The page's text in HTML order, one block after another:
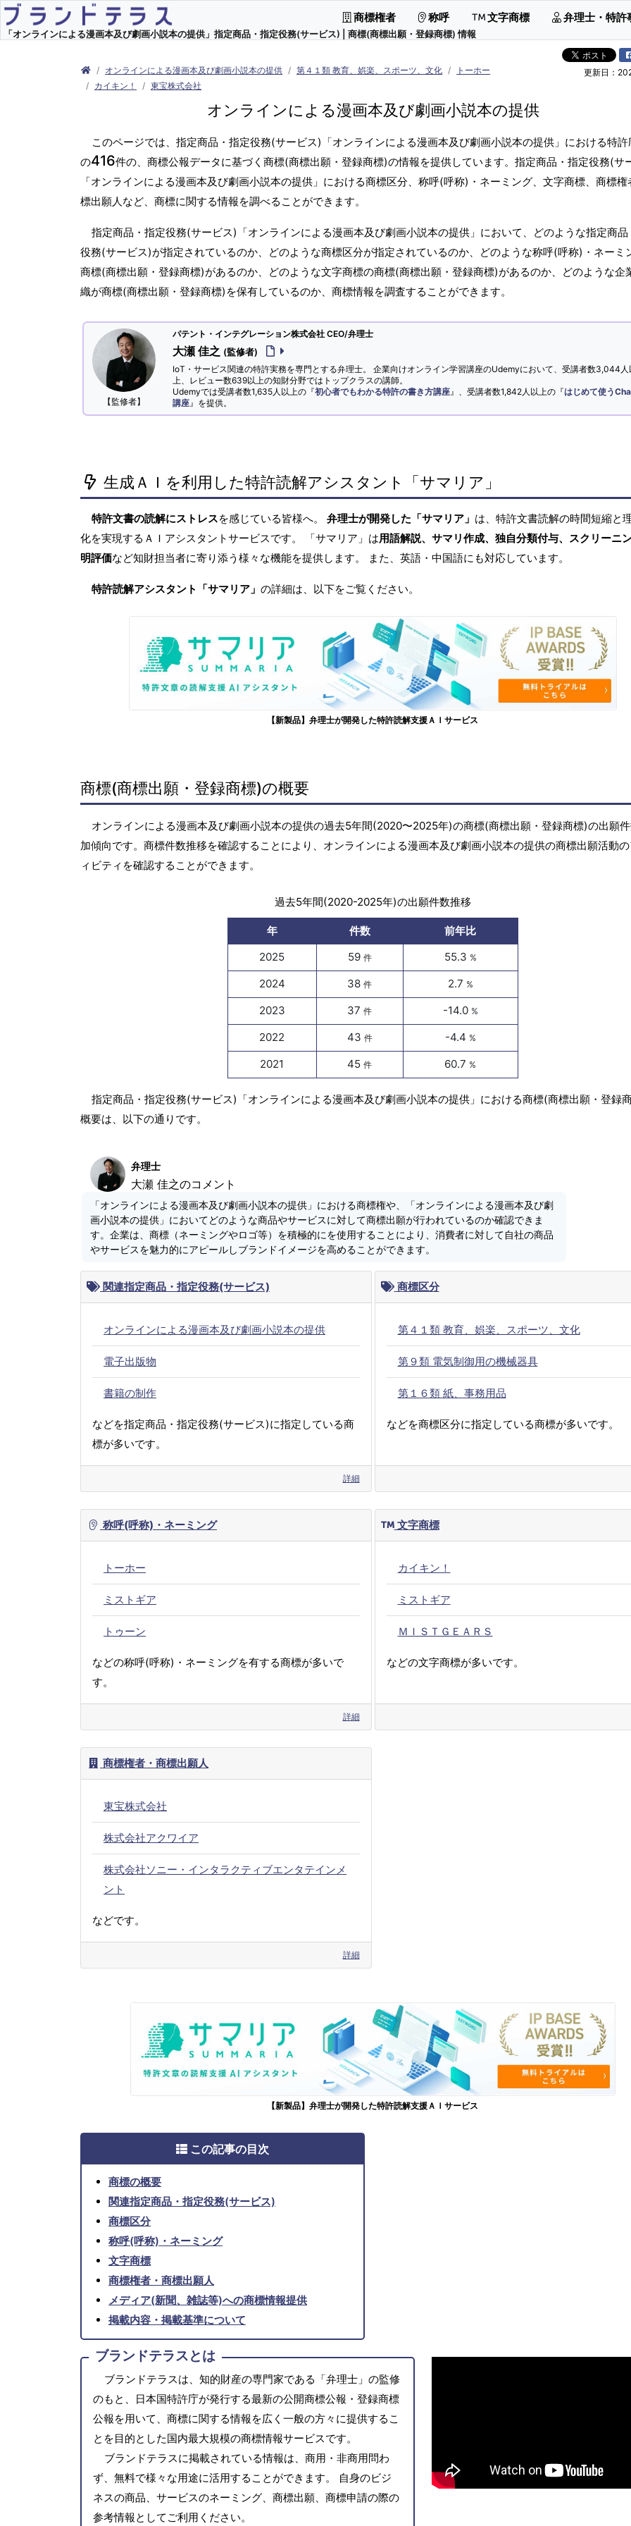
「オンラインによる漫画本及び劇画小説本の提供」指定商品・指定役務(サービス) | 商標(商標出願・登録商標) 情報
商標権者 称呼 文字商標 弁理士・特許
オンラインによる漫画本及び劇画小説本の提供 第４１類 教育、娯楽、スポーツ、文化
トーホー
カイキン！
東宝株式会社
更新日：
オンラインによる漫画本及び劇画小説本の提供
このページでは、指定商品・指定役務(サービス)「オンラインによる漫画本及び劇画小説本の提供」における特許
の416件の、商標公報データに基づく商標(商標出願・登録商標)の情報を提供しています。指定商品・指定役務(サ
「オンラインによる漫画本及び劇画小説本の提供」における商標区分、称呼(呼称)・ネーミング、文字商標、商標権
標出願人など、商標に関する情報を調べることができます。
指定商品・指定役務(サービス)「オンラインによる漫画本及び劇画小説本の提供」において、どのような指定商品
役務(サービス)が指定されているのか、どのような商標区分が指定されているのか、どのような称呼(呼称)・ネーミ
商標(商標出願・登録商標)があるのか、どのような文字商標の商標(商標出願・登録商標)があるのか、どのような企
織が商標(商標出願・登録商標)を保有しているのか、商標情報を調査することができます。
【監修者】
パテント・インテグレーション株式会社 CEO/弁理士
大瀬 佳之 (監修者)
IoT・サービス関連の特許実務を専門とする弁理士。 企業向けオンライン学習講座のUdemyにおいて、受講者数3,044人
上、レビュー数639以上の知財分野ではトップクラスの講師。
Udemyでは受講者数1,635人以上の『初心者でもわかる特許の書き方講座 』、受講者数1,842人以上の『はじめて使う
講座 』を提供。
生成ＡＩを利用した特許読解アシスタント「サマリア」
特許文書の読解にストレスを感じている皆様へ。 弁理士が開発した「サマリア」 は、特許文書読解の時間短縮と
化を実現するＡＩアシスタントサービスです。 「サマリア」は用語解説、サマリ作成、独自分類付与、スクリーニ
明評価など知財担当者に寄り添う様々な機能を提供します。 また、英語・中国語にも対応しています。
特許読解アシスタント「サマリア」 の詳細は、以下をご覧ください。
【新製品】弁理士が開発した特許読解支援ＡＩサービス
商標(商標出願・登録商標)の概要
オンラインによる漫画本及び劇画小説本の提供の過去5年間(2020〜2025年)の商標(商標出願・登録商標)の出願
加傾向です。商標件数推移を確認することにより、オンラインによる漫画本及び劇画小説本の提供の商標出願活動
ィビティを確認することができます。
過去5年間(2020-2025年)の出願件数推移
年 件数
前年比
2025
59 件 55.3 %
2024 38件 2.7 %
2023 37件 -14.0 %
2022 43 件 -4.4 %
2021 45件 60.7 %
指定商品・指定役務(サービス)「オンラインによる漫画本及び劇画小説本の提供」における商標(商標出願・登録
概要は、以下の通りです。
弁理士
大瀬 佳之のコメント
「オンラインによる漫画本及び劇画小説本の提供」における商標権や、「オンラインによる漫画本及び劇
画小説本の提供」においてどのような商品やサービスに対して商標出願が行われているのか確認できま
す。企業は、商標（ネーミングやロゴ等）を積極的にを使用することにより、消費者に対して自社の商品
やサービスを魅力的にアピールしブランドイメージを高めることができます。
関連指定商品・指定役務(サービス)
オンラインによる漫画本及び劇画小説本の提供
電子出版物
書籍の制作
などを指定商品・指定役務(サービス)に指定している商
標が多いです。
詳細
商標区分
第４１類 教育、娯楽、スポーツ、文化
第９類 電気制御用の機械器具
第１６類 紙、事務用品
などを商標区分に指定している商標が多いです。
称呼(呼称)・ネーミング
トーホー
ミストギア
トゥーン
などの称呼(呼称)・ネーミングを有する商標が多いで
す。
詳細
文字商標
カイキン！
ミストギア
ＭＩＳＴＧＥＡＲＳ
などの文字商標が多いです。
商標権者・商標出願人
東宝株式会社
株式会社アクワイア
株式会社ソニー・インタラクティブエンタテインメ
ント
などです。
詳細
【新製品】弁理士が開発した特許読解支援ＡＩサービス
この記事の目次
商標の概要
関連指定商品・指定役務(サービス)
商標区分
称呼(呼称)・ネーミング
文字商標
商標権者・商標出願人
メディア(新聞、雑誌等)への商標情報提供
掲載内容・掲載基準について
ブランドテラスとは
ブランドテラスは、知的財産の専門家である「弁理士」の監修
のもと、日本国特許庁が発行する最新の公開商標公報・登録商標
公報を用いて、商標に関する情報を広く一般の方々に提供するこ
とを目的とした国内最大規模の商標情報サービスです。
ブランドテラスに掲載されている情報は、商用・非商用問わ
ず、無料で様々な用途に活用することができます。 自身のビジ
ネスの商品、サービスのネーミング、商標出願、商標申請の際の
参考情報としてご利用ください。